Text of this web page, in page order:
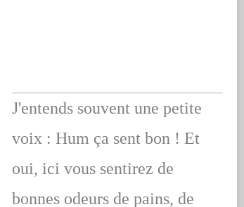
J'entends souvent une petite
voix : Hum ça sent bon ! Et
oui, ici vous sentirez de
bonnes odeurs de pains, de